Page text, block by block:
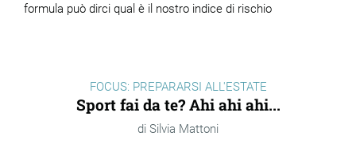
formula può dirci qual è il nostro indice di rischio
FOCUS: PREPARARSI ALL'ESTATE
Sport fai da te? Ahi ahi ahi...
Silvia Mattoni